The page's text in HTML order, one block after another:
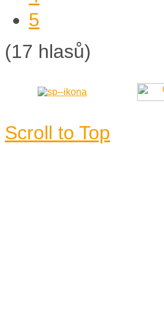
5
(17 hlasů)
Scroll to Top